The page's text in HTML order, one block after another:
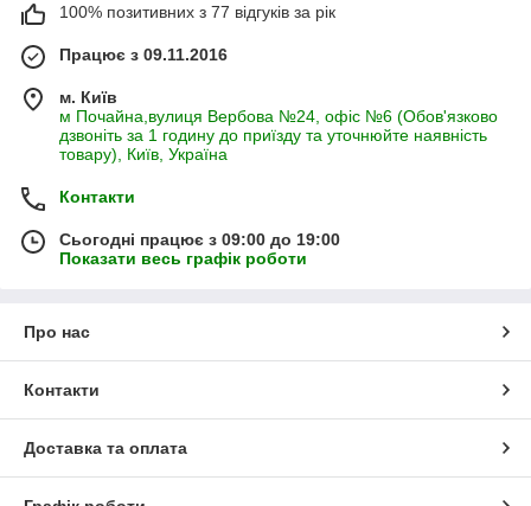
100% позитивних з 77 відгуків за рік
Працює з 09.11.2016
м. Київ
м Почайна,вулиця Вербова №24, офіс №6 (Обов'язково
дзвоніть за 1 годину до приїзду та уточнюйте наявність
товару), Київ, Україна
Контакти
Сьогодні працює з 09:00 до 19:00
Показати весь графік роботи
Про нас
Контакти
Доставка та оплата